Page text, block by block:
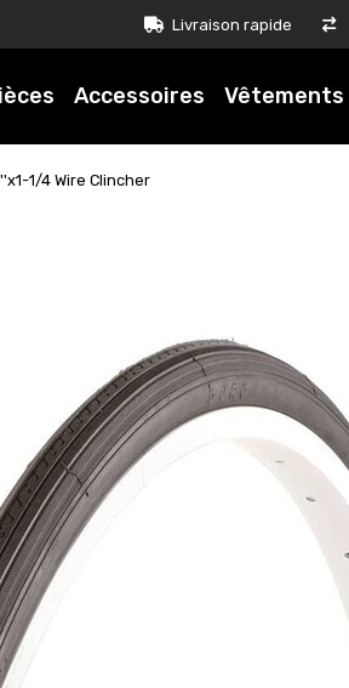
Livraison rapide
Accessoires Vêtements
1/4 Wire Clincher